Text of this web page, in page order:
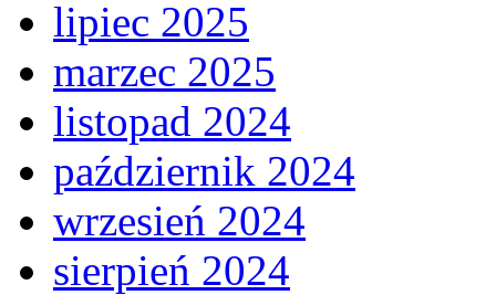
lipiec 2025
marzec 2025
listopad 2024
październik 2024
wrzesień 2024
sierpień 2024